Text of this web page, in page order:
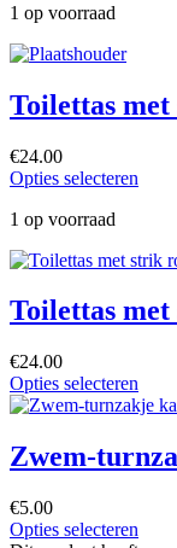
1 op voorraad
Toilettas
€24.00
Opties selecteren
1 op voorraad
Toilettas
€24.00
Opties selecteren
Zwem-
€5.00
Opties selecteren